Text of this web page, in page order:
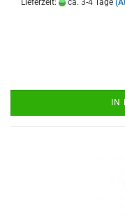
Lieferzeit: ca. 3-4 Tage